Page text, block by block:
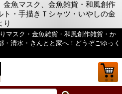
魚マスク、金魚雑貨・和風創作
・手描きＴシャツ・いやしの金
り
マスク・金魚雑貨・和風創作雑貨・か
・清水・きんとと家へ！どうぞごゆっく